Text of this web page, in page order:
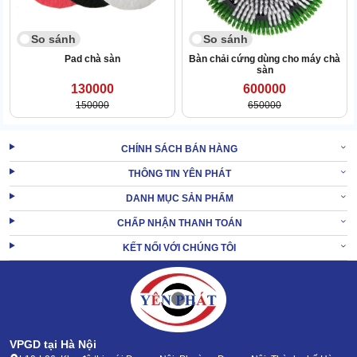
Lực ma sát cũng rất mạnh mẽ, có thể quét sạch mọi vết bẩn nơi
Đặc biệt, bàn chải còn có diện tích tiếp xúc rộng, duy trì sức làm
Vậy nên, đáp ứng nhanh nhu cầu vệ sinh mặt sàn có quy mô lớn.
So sánh
Pad chà sàn
130000
150000
So sánh
Bàn chải cứng dùng cho máy chà
sàn
600000
650000
CHÍNH SÁCH BÁN HÀNG
THÔNG TIN YÊN PHÁT
DANH MỤC SẢN PHẨM
CHẤP NHẬN THANH TOÁN
KẾT NỐI VỚI CHÚNG TÔI
VPGD tại Hà Nội